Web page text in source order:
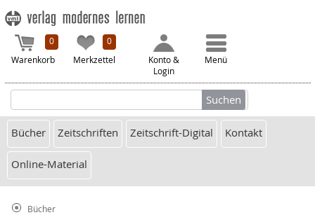
0
Warenkorb
0
Merkzettel
Konto &
Login
Menü
Bücher Zeitschriften Zeitschrift-Digital Kontakt
Online-Material
Bücher